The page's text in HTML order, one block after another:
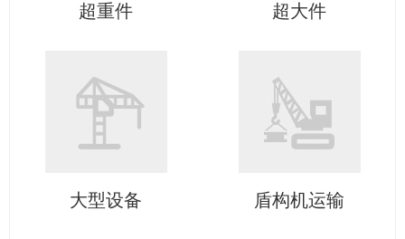
超重件 超大件
大型设备 盾构机运输